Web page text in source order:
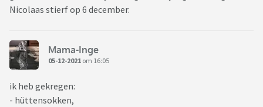
Nicolaas stierf op 6 december.
Mama-Inge
05-12-2021 om 16:05
ik heb gekregen:
- hüttensokken,